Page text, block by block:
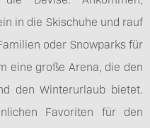
in die Skischuhe und rauf
oder Snowparks für
eine große Arena, die den
den Winterurlaub bietet.
Favoriten für den